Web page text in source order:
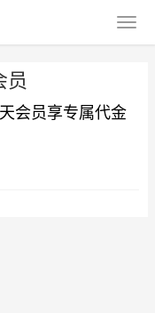
员
会员享专属代金